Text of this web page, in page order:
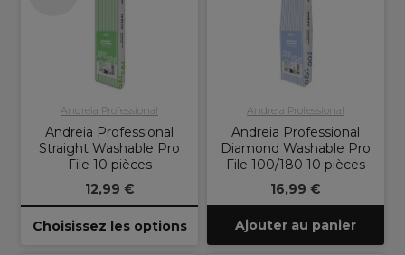
Andreia Professional
Andreia Professional
Straight Washable Pro
File 10 pièces
12,99 €
Choisissez les options
Andreia Professional
Andreia Professional
Diamond Washable Pro
File 100/180 10 pièces
16,99 €
Ajouter au panier